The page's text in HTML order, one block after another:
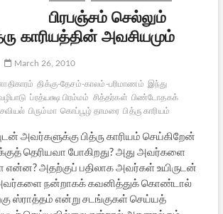
பிரபஞ்சம் செல்லும்
காரியத்தின் அவசியமும்
March 26, 2010
திக்கு-தேசம்-காலம்-பரிமாணம் இந்து
ப்ரத்யக்ஷ பிரம்மம் சித்தர்கள் பிண்டோதகக்
பிரும்மா கொப்பூழ் தாமரை பித்ரு காரியம்
அவர்களுக்கு பித்ரு காரியம் செய்கிறேன்
தெரியவா போகிறது? அது அவர்களை
அதற்குப் பதிலாக அவர்கள் உயிருடன்
நன்றாகக் கவனித்துக் கொண்டால்
ஸ்ராத்தம் என்று சடங்குகள் செய்யத்